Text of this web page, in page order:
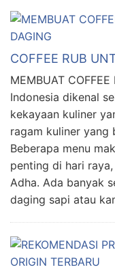
COFFEE RUB
MEMBUAT
Indonesia dikenal
kekayaan kuliner
ragam kuliner yang
Beberapa menu
penting di hari
Adha. Ada banyak
daging sapi atau